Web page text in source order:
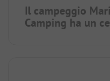
Il campeggio
Camping ha un